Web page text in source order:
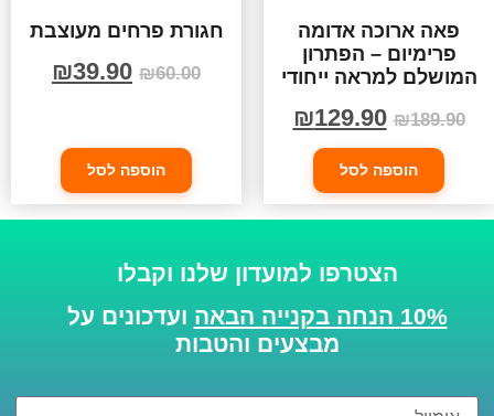
פאה ארוכה אדומה
פרימיום – הפתרון
המושלם למראה ייחודי
₪189.90
₪129.90
הוספה לסל
חגורת פרחים מעוצבת
₪60.00
₪39.90
הוספה לסל
הצטרפו למועדון שלנו וקבלו
10% הנחה בקנייה הבאה
ועדכונים על
מבצעים והטבות